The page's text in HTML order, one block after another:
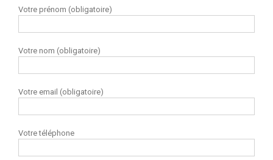
Votre prénom (obligatoire)
Votre nom (obligatoire)
Votre email (obligatoire)
Votre téléphone